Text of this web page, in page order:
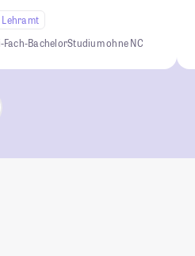
Lehramt
Fach-BachelorStudium ohne NC